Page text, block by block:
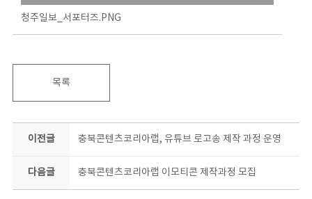
청주일보_서포터즈.PNG
목록
이전글 충북콘텐츠코리아랩, 유튜브 로고송 제작 과정 운영
다음글 충북콘텐츠코리아랩 이모티콘 제작과정 모집